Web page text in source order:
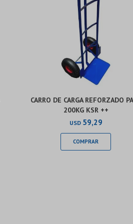
CARRO DE CARGA REFORZADO
200KG KSR ++
USD 59,29